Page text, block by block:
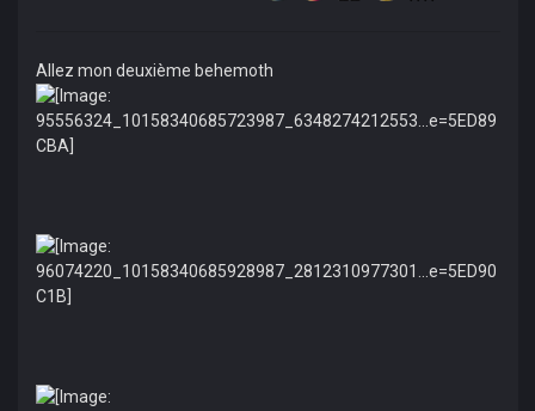
Allez mon deuxième behemoth